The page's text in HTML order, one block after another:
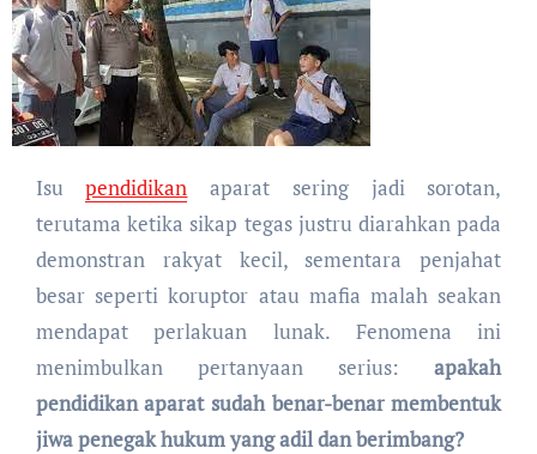
Isupendidikan aparat sering jadi sorotan,
terutama ketika sikap tegas justru diarahkan pada
demonstran rakyat kecil, sementara penjahat
besar seperti koruptor atau mafia malah seakan
mendapat perlakuan lunak. Fenomena ini
menimbulkan pertanyaan serius:apakah
pendidikan aparat sudah benar-benar membentuk
jiwa penegak hukum yang adil dan berimbang?